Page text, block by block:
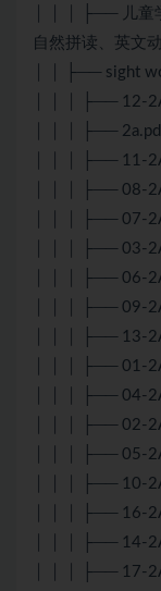
│ │ │ ├── 儿童
自然拼读、英文
│ │ ├── sight
│ │ │ ├── 12-
│ │ │ ├──
│ │ │ ├── 11-
│ │ │ ├── 08-
│ │ │ ├── 07-
│ │ │ ├── 03-
│ │ │ ├── 06-
│ │ │ ├── 09-
│ │ │ ├── 13-
│ │ │ ├── 01-
│ │ │ ├── 04-
│ │ │ ├── 02-
│ │ │ ├── 05-
│ │ │ ├── 10-
│ │ │ ├── 16-
│ │ │ ├── 14-
│ │ │ ├── 17-